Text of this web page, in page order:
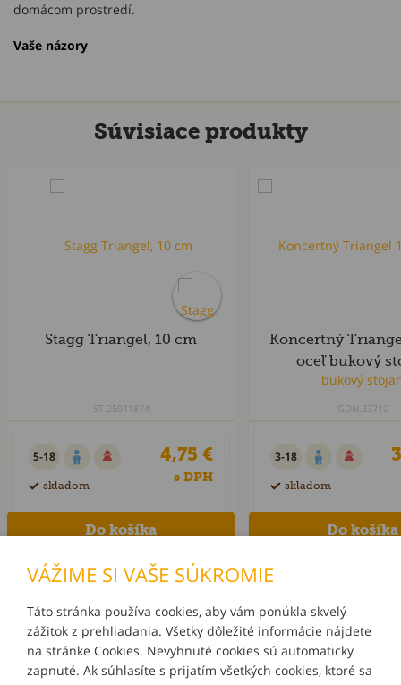
domácom prostredí.
Vaše názory
Súvisiace produkty
Stagg Triangel, 10 cm
ST.25011874
5-18
skladom
4,75 €
s DPH
Koncertný
oceľ bukový
GDN.33710
3-18
skladom
INFORMÁCIE
MÔJ ÚČET
VÁŽIME SI VAŠE SÚKROMIE
Táto stránka používa cookies, aby vám ponúkla skvelý
zážitok z prehliadania. Všetky dôležité informácie nájdete
na stránke Cookies. Nevyhnuté cookies sú automaticky
zapnuté. Ak súhlasíte s prijatím všetkých cookies, ktoré sa